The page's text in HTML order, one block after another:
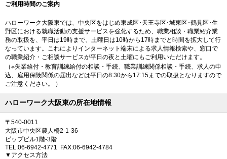
ご利用時間のご案内
ハローワーク大阪東では、中央区をはじめ東成区･天王寺区･城東区･鶴見区･生
野区における就職活動の支援サービスを強化するため、職業相談・職業紹介業
務の取扱を、平日は19時まで、土曜日は10時から17時までと時間を拡大して行
なっています。これによりインターネット端末による求人情報検索や、窓口で
の職業紹介・ご相談サービスが平日の夜と土曜にもご利用いただけます。
（※失業給付・教育訓練給付の相談・手続、職業訓練関係相談・手続、求人の申
込、雇用保険関係の届出などは平日の8:30から17:15までの取扱となりますので
ご注意ください。 ）
ハローワーク大阪東の所在地情報
〒540-0011
大阪市中央区農人橋2-1-36
ピップビル1階-3階
TEL:06-6942-4771 FAX:06-6942-4784
▼アクセス方法